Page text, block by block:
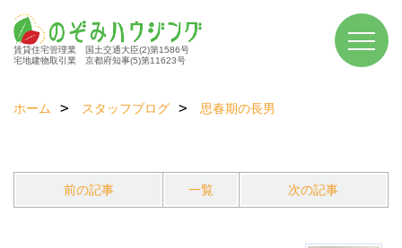
賃貸住宅管理業 国土交通大臣(2)第1586号
宅地建物取引業 京都府知事(5)第11623号
ホーム スタッフブログ 思春期の長男
前の記事 一覧 次の記事